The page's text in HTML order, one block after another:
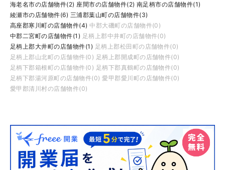
海老名市の店舗物件(2) 座間市の店舗物件(2) 南足柄市の店舗物件(1)
綾瀬市の店舗物件(6) 三浦郡葉山町の店舗物件(3)
高座郡寒川町の店舗物件(4) 中郡大磯町の店舗物件(0)
中郡二宮町の店舗物件(1) 足柄上郡中井町の店舗物件(0)
足柄上郡大井町の店舗物件(1) 足柄上郡松田町の店舗物件(0)
足柄上郡山北町の店舗物件(0) 足柄上郡開成町の店舗物件(0)
足柄下郡箱根町の店舗物件(0) 足柄下郡真鶴町の店舗物件(0)
足柄下郡湯河原町の店舗物件(0) 愛甲郡愛川町の店舗物件(0)
愛甲郡清川村の店舗物件(0)